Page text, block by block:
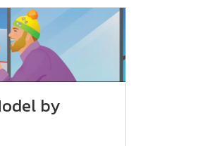
เล่มนี้คู่หูเอ...
by